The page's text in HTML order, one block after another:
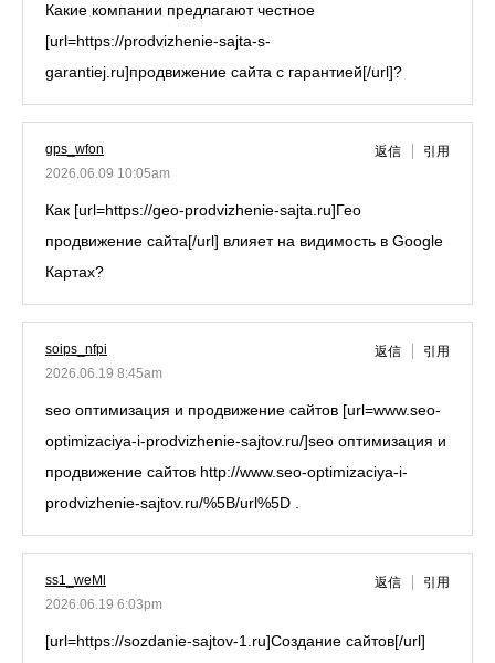
Какие компании предлагают честное
[url=https://prodvizhenie-sajta-s-
garantiej.ru]продвижение сайта с гарантией[/url]?
gps_wfon
2026.06.09 10:05am
返信 引用
Как [url=https://geo-prodvizhenie-sajta.ru]Гео
продвижение сайта[/url] влияет на видимость в Google
Картах?
soips_nfpi
2026.06.19 8:45am
返信 引用
seo оптимизация и продвижение сайтов [url=www.seo-
optimizaciya-i-prodvizhenie-sajtov.ru/]seo оптимизация и
продвижение сайтов http://www.seo-optimizaciya-i-
prodvizhenie-sajtov.ru/%5B/url%5D
ss1_weMl
2026.06.19 6:03pm
返信 引用
[url=https://sozdanie-sajtov-1.ru]Создание сайтов[/url]